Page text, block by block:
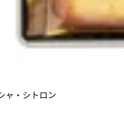
ャ・シトロン